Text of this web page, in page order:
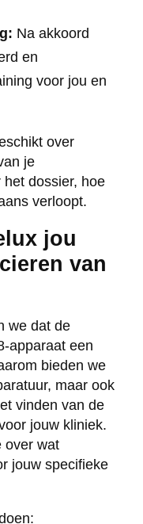
Na akkoord
en
voor jou en
over
je
dossier, hoe
verloopt.
jou
van
we dat de
apparaat een
bieden we
maar ook
vinden van de
jouw kliniek.
over wat
jouw specifieke